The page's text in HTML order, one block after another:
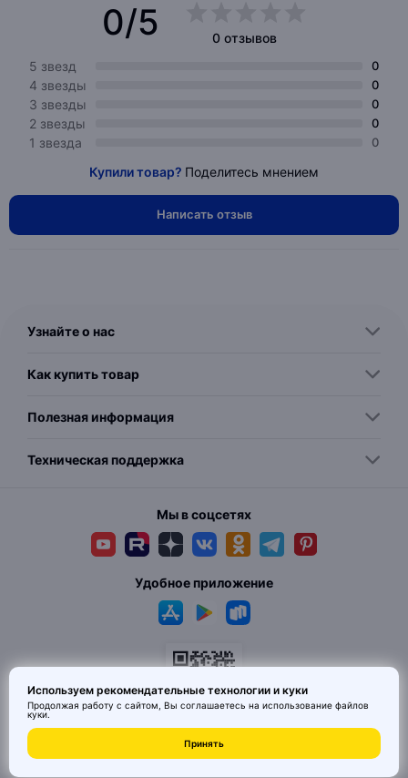
0/5
0 отзывов
5 звезд
0
4 звезды 0
3 звезды 0
2 звезды 0
1 звезда 0
Купили товар? Поделитесь мнением
Написать отзыв
Узнайте о нас
Как купить товар
Полезная информация
Техническая поддержка
Мы в соцсетях
© 2026 MAI HE MAI. Маркетплейс дизайнерских товаров со всего
Китая по ценам заводов. Все права защищены.
Удобное приложение
Используем рекомендательные технологии и куки
Продолжая работу с сайтом, Вы соглашаетесь на использование файлов
куки.
Принять